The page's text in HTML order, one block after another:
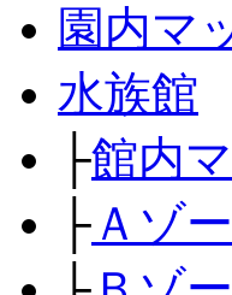
園内マ
水族館
├館内
├ Ａゾ